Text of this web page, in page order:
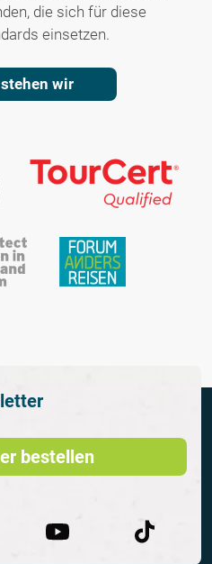
die sich für diese
einsetzen.
wir
bestellen